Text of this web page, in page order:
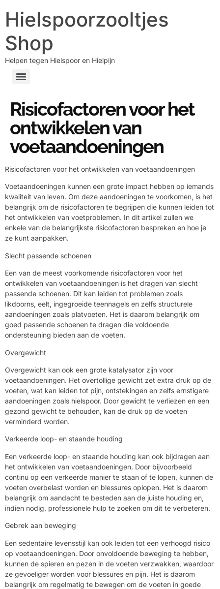
Hielspoorzooltjes
Shop
Helpen tegen Hielspoor en Hielpijn
Risicofactoren voor het
ontwikkelen van
voetaandoeningen
Risicofactoren voor het ontwikkelen van voetaandoeningen
Voetaandoeningen kunnen een grote impact hebben op iemands
kwaliteit van leven. Om deze aandoeningen te voorkomen, is het
belangrijk om de risicofactoren te begrijpen die kunnen leiden tot
het ontwikkelen van voetproblemen. In dit artikel zullen we
enkele van de belangrijkste risicofactoren bespreken en hoe je
ze kunt aanpakken.
Slecht passende schoenen
Een van de meest voorkomende risicofactoren voor het
ontwikkelen van voetaandoeningen is het dragen van slecht
passende schoenen. Dit kan leiden tot problemen zoals
likdoorns, eelt, ingegroeide teennagels en zelfs structurele
aandoeningen zoals platvoeten. Het is daarom belangrijk om
goed passende schoenen te dragen die voldoende
ondersteuning bieden aan de voeten.
Overgewicht
Overgewicht kan ook een grote katalysator zijn voor
voetaandoeningen. Het overtollige gewicht zet extra druk op de
voeten, wat kan leiden tot pijn, ontstekingen en zelfs ernstigere
aandoeningen zoals hielspoor. Door gewicht te verliezen en een
gezond gewicht te behouden, kan de druk op de voeten
verminderd worden.
Verkeerde loop- en staande houding
Een verkeerde loop- en staande houding kan ook bijdragen aan
het ontwikkelen van voetaandoeningen. Door bijvoorbeeld
continu op een verkeerde manier te staan of te lopen, kunnen de
voeten overbelast worden en blessures oplopen. Het is daarom
belangrijk om aandacht te besteden aan de juiste houding en,
indien nodig, professionele hulp te zoeken om dit te verbeteren.
Gebrek aan beweging
Een sedentaire levensstijl kan ook leiden tot een verhoogd risico
op voetaandoeningen. Door onvoldoende beweging te hebben,
kunnen de spieren en pezen in de voeten verzwakken, waardoor
ze gevoeliger worden voor blessures en pijn. Het is daarom
belangrijk om regelmatig te bewegen om de voeten in goede